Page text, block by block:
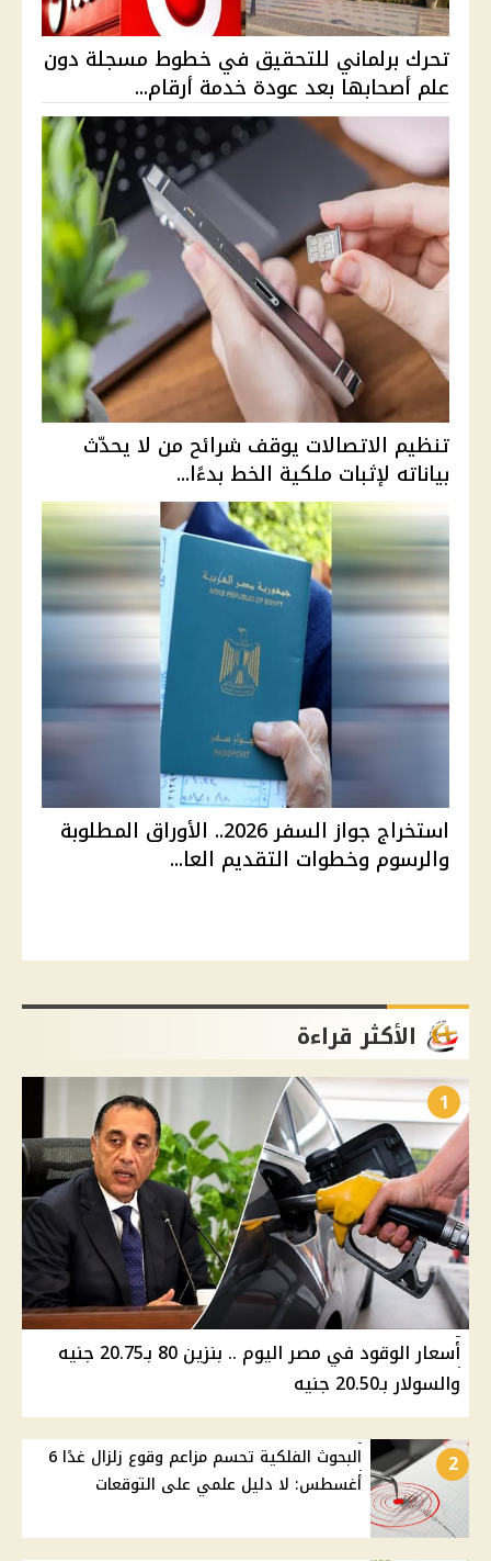
تحرك برلماني للتحقيق في خطوط مسجلة دون
علم أصحابها بعد عودة خدمة أرقام...
تنظيم الاتصالات يوقف شرائح من لا يحدّث
بياناته لإثبات ملكية الخط بدءًا...
استخراج جواز السفر 2026.. الأوراق المطلوبة
والرسوم وخطوات التقديم العا...
الأكثر قراءة
1
أسعار الوقود في مصر اليوم .. بنزين 80 بـ20.75 جنيه
والسولار بـ20.50 جنيه
2
البحوث الفلكية تحسم مزاعم وقوع زلزال غدًا 6
أغسطس: لا دليل علمي على التوقعات